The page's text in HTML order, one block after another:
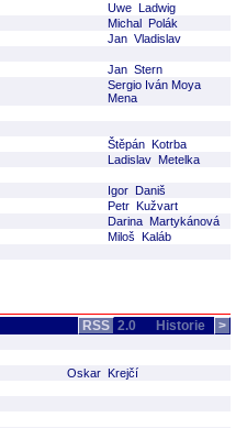
Uwe Ladwig
Michal Polák
Jan Vladislav
Jan Stern
Sergio Iván Moya
Mena
Štěpán Kotrba
Ladislav Metelka
Igor Daniš
Petr Kužvart
Darina Martykánová
Miloš Kaláb
RSS 2.0 Historie >
Oskar Krejčí